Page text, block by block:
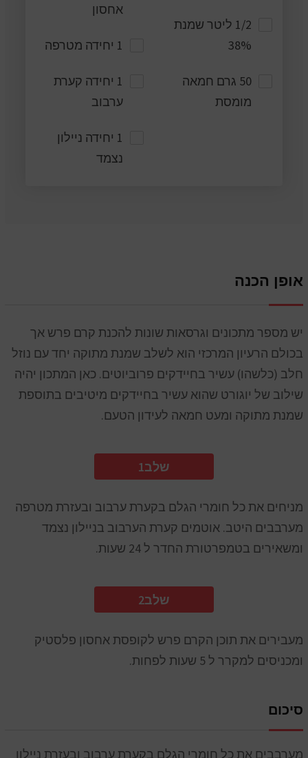
1/2 ליטר שמנת
38%
50 גרם חמאה
מומסת
אחסון
1 יחידה מטרפה
1 יחידה קערת
ערבוב
1 יחידה ניילון
נצמד
אופן הכנה
יש מספר מתכונים וגרסאות שונות להכנת קרם פרש אך
בכולם הרעיון המרכזי הוא לשלב שמנת מתוקה יחד עם נוזל
חלב (כלשהו) עשיר בחיידקים פרוביוטים. כאן המתכון יהיה
שילוב של יוגורט שהוא עשיר בחיידקים מיטיבים בתוספת
שמנת מתוקה ומעט חמאה לעידון הטעם.
1שלב
מניחים את כל חומרי הגלם בקערת ערבוב ובעזרת מטרפה
מערבבים היטב. אוטמים קערת הערבוב בניילון נצמד
ומשאירים בטמפרטורת החדר ל 24 שעות.
2שלב
מעבירים את תוכן הקרם פרש לקופסת אחסון פלסטיק
ומכניסים למקרר ל 5 שעות לפחות.
סיכום
מערבבים את כל חומרי הגלם בקערת ערבוב ובעזרת ניילון